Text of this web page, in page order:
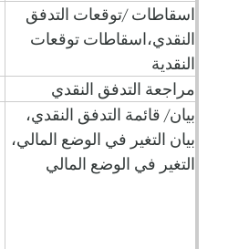
اسقاطات /توقعات التدفق
النقدي،اسقاطات توقعات
النقدية
مراجعة التدفق النقدي
بيان/ قائمة التدفق النقدي،
بيان التغير في الوضع المالي،
التغير في الوضع المالي